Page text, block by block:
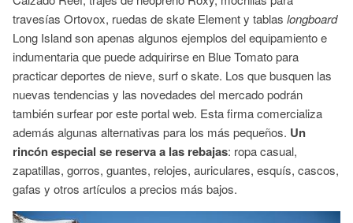
travesías Ortovox, ruedas deskate Elementy tablas longboard
Long Islandson apenas algunos ejemplos del equipamiento e
indumentaria que puede adquirirse en BlueTomato para
practicar deportes de nieve, surf o skate. Los que busquen las
nuevas tendencias y las novedades del mercado podrán
tambiénsurfearpor este portal web. Esta firma comercializa
además algunas alternativas para los más pequeños. Un
rincón especial se reserva a las rebajas: ropa casual,
zapatillas, gorros, guantes, relojes, auriculares, esquís, cascos,
gafas y otros artículos a precios más bajos.